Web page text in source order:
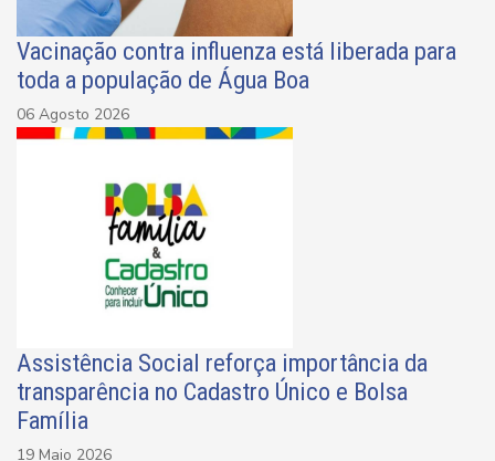
Vacinação contra influenza está liberada para
toda a população de Água Boa
06 Agosto 2026
Assistência Social reforça importância da
transparência no Cadastro Único e Bolsa
Família
19 Maio 2026